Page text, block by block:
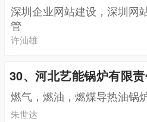
深圳企业网站建设，深圳网
管
许汕雄
30、河北艺能锅炉有限
燃气，燃油，燃煤导热油锅
朱世达